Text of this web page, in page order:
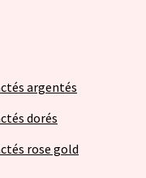
argentés
dorés
rose gold